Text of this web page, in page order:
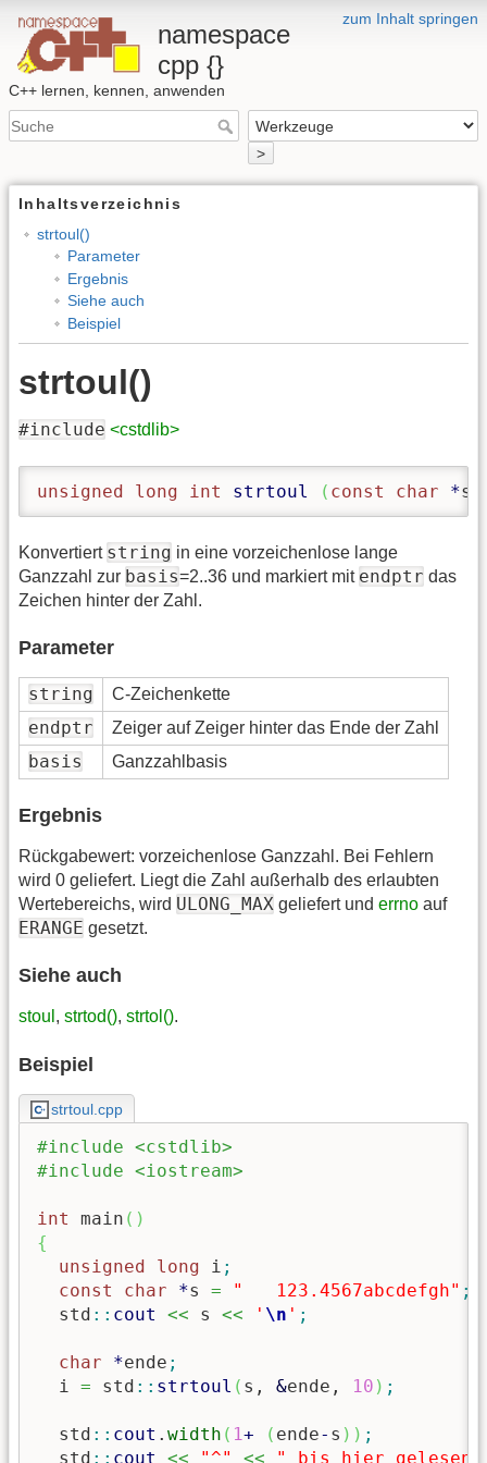
zum Inhalt springen
namespace
cpp {}
C++ lernen, kennen, anwenden
>
Inhaltsverzeichnis
strtoul()
Parameter
Ergebnis
Siehe auch
Beispiel
strtoul()
#include <cstdlib>
unsigned long int strtoul ( const char *
Konvertiert string in eine vorzeichenlose lange
Ganzzahl zur basis=2..36 und markiert mit endptr das
Zeichen hinter der Zahl.
Parameter
string C-Zeichenkette
endptr Zeiger auf Zeiger hinter das Ende der Zahl
basis Ganzzahlbasis
Ergebnis
Rückgabewert: vorzeichenlose Ganzzahl. Bei Fehlern
wird 0 geliefert. Liegt die Zahl außerhalb des erlaubten
Wertebereichs, wird ULONG_MAX geliefert und errno auf
ERANGE gesetzt.
Siehe auch
stoul , strtod(), strtol().
Beispiel
strtoul.cpp
#include <cstdlib>
#include <iostream>
int main ( )
{
unsigned
long i ;
const
char *s = "   123.4567abcdefgh" ;
  std
:: cout << s << ' \n ' ;
char *ende ;
  i
= std :: strtoul ( s, &ende, 10 ) ;
  std
:: cout . width ( 1+ ( ende- s ) ) ;
  std
:: cout << "^" << " bis hier